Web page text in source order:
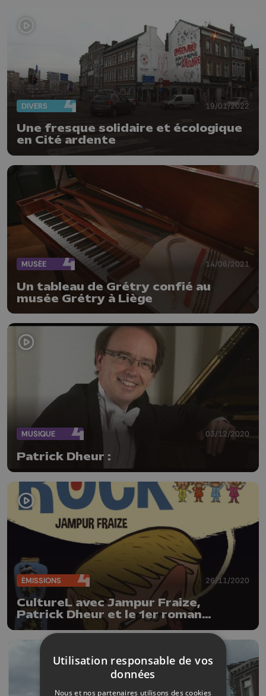
DIVERS 19/01/2022
Une fresque solidaire et écologique
en Cité ardente
MUSÉE 14/06/2021
Un tableau de Grétry confié au
musée Grétry à Liège
MUSIQUE 03/12/2020
Patrick Dheur :
ÉMISSIONS 26/11/2020
CultureL avec Jampur Fraize,
Patrick Dheur et le 1er roman
graphique d'un jeune auteur
Utilisation responsable de vos
données
Nous et nos partenaires utilisons des cookies